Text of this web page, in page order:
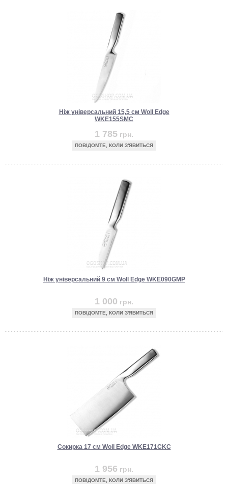
Ніж універсальний 15,5 см Woll Edge
WKE155SMC
1 785 грн.
ПОВІДОМТЕ, КОЛИ З'ЯВИТЬСЯ
Ніж універсальний 9 см Woll Edge WKE090GMP
1 000 грн.
ПОВІДОМТЕ, КОЛИ З'ЯВИТЬСЯ
Сокирка 17 см Woll Edge WKE171CKC
1 956 грн.
ПОВІДОМТЕ, КОЛИ З'ЯВИТЬСЯ